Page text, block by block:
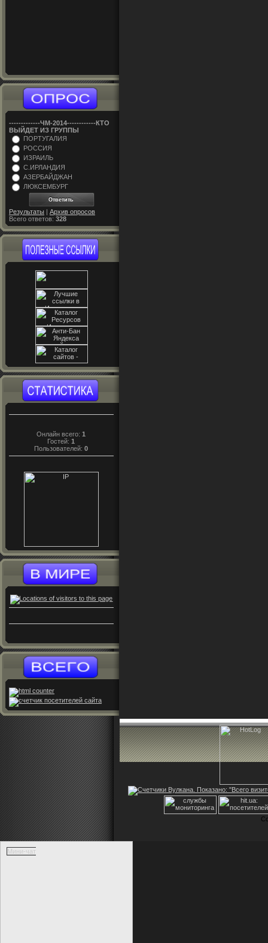
-------------ЧM-2014------------КТО
ВЫЙДЕТ ИЗ ГРУППЫ
ПОРТУГАЛИЯ
РОССИЯ
ИЗРАИЛЬ
С.ИРЛАНДИЯ
АЗЕРБАЙДЖАН
ЛЮКСЕМБУРГ
Результаты | Архив опросов
Всего ответов: 328
Онлайн всего:1
Гостей:1
Пользователей:0
Мини-чат